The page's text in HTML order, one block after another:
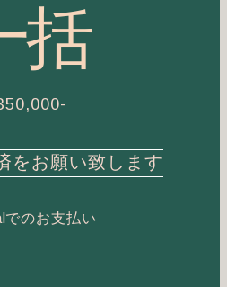
括
をお願い致します
でのお支払い